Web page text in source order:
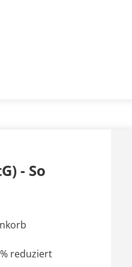
- So
reduziert